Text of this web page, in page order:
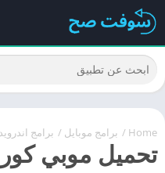
Home
/ برامج موبايل / برامج اندرويد